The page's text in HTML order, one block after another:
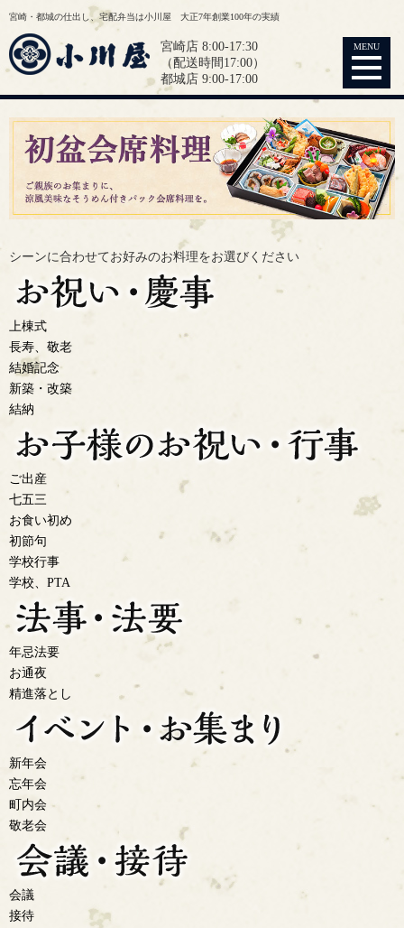
宮崎・都城の仕出し、宅配弁当は小川屋 大正7年創業100年の実績
宮崎店 8:00-17:30
（配送時間17:00）
都城店 9:00-17:00
MENU
シーンに合わせてお好みのお料理をお選びください
上棟式
長寿、敬老
結婚記念
新築・改築
結納
ご出産
七五三
お食い初め
初節句
学校行事
学校、PTA
年忌法要
お通夜
精進落とし
新年会
忘年会
町内会
敬老会
会議
接待